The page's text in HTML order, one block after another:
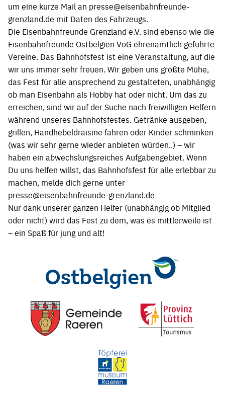
um eine kurze Mail an presse@eisenbahnfreunde-
grenzland.de mit Daten des Fahrzeugs.
Die Eisenbahnfreunde Grenzland e.V. sind ebenso wie die
Eisenbahnfreunde Ostbelgien VoG ehrenamtlich geführte
Vereine. Das Bahnhofsfest ist eine Veranstaltung, auf die
wir uns immer sehr freuen. Wir geben uns größte Mühe,
das Fest für alle ansprechend zu gestalteten, unabhängig
ob man Eisenbahn als Hobby hat oder nicht. Um das zu
erreichen, sind wir auf der Suche nach freiwilligen Helfern
während unseres Bahnhofsfestes. Getränke ausgeben,
grillen, Handhebeldraisine fahren oder Kinder schminken
(was wir sehr gerne wieder anbieten würden..) – wir
haben ein abwechslungsreiches Aufgabengebiet. Wenn
Du uns helfen willst, das Bahnhofsfest für alle erlebbar zu
machen, melde dich gerne unter
presse@eisenbahnfreunde-grenzland.de
Nur dank unserer ganzen Helfer (unabhängig ob Mitglied
oder nicht) wird das Fest zu dem, was es mittlerweile ist
– ein Spaß für jung und alt!